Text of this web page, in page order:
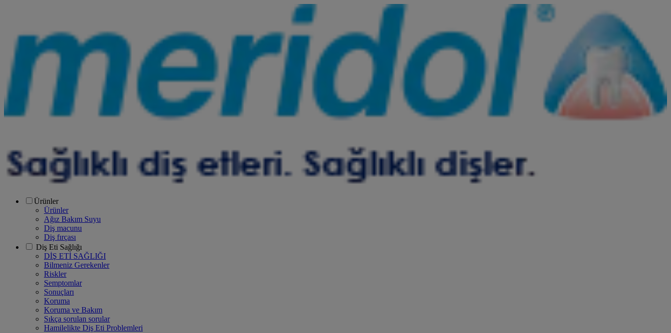
Ürünler
Ürünler
Ağız Bakım Suyu
Diş macunu
Diş fırçası
Diş Eti Sağlığı
DİŞ ETİ SAĞLIĞI
Bilmeniz Gerekenler
Riskler
Semptomlar
Sonuçları
Koruma
Koruma ve Bakım
Sıkça sorulan sorular
Hamilelikte Diş Eti Problemleri